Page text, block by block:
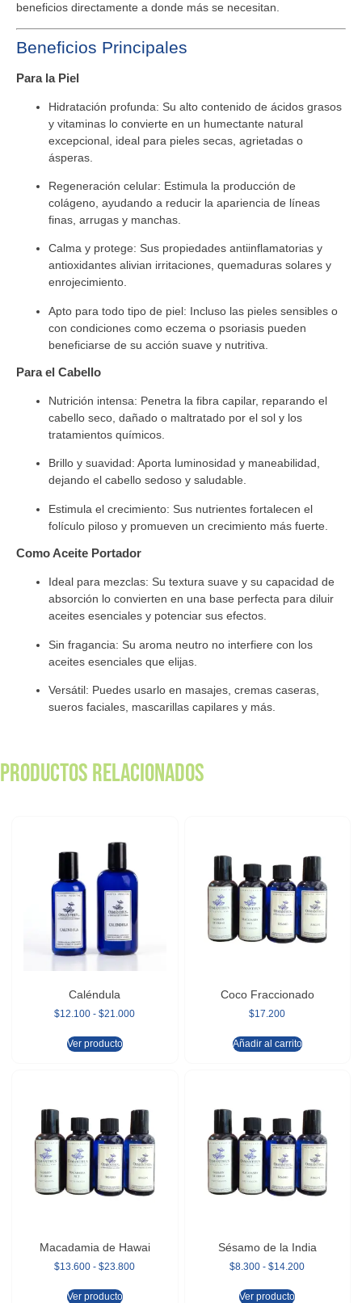
beneficios directamente a donde más se necesitan.
Beneficios Principales
Para la Piel
Hidratación profunda: Su alto contenido de ácidos grasos
y vitaminas lo convierte en un humectante natural
excepcional, ideal para pieles secas, agrietadas o
ásperas.
Regeneración celular: Estimula la producción de
colágeno, ayudando a reducir la apariencia de líneas
finas, arrugas y manchas.
Calma y protege: Sus propiedades antiinflamatorias y
antioxidantes alivian irritaciones, quemaduras solares y
enrojecimiento.
Apto para todo tipo de piel: Incluso las pieles sensibles o
con condiciones como eczema o psoriasis pueden
beneficiarse de su acción suave y nutritiva.
Para el Cabello
Nutrición intensa: Penetra la fibra capilar, reparando el
cabello seco, dañado o maltratado por el sol y los
tratamientos químicos.
Brillo y suavidad: Aporta luminosidad y maneabilidad,
dejando el cabello sedoso y saludable.
Estimula el crecimiento: Sus nutrientes fortalecen el
folículo piloso y promueven un crecimiento más fuerte.
Como Aceite Portador
Ideal para mezclas: Su textura suave y su capacidad de
absorción lo convierten en una base perfecta para diluir
aceites esenciales y potenciar sus efectos.
Sin fragancia: Su aroma neutro no interfiere con los
aceites esenciales que elijas.
Versátil: Puedes usarlo en masajes, cremas caseras,
sueros faciales, mascarillas capilares y más.
Productos relacionados
Caléndula
$12.100 - $21.000
Ver producto
Coco Fraccionado
$17.200
Añadir al carrito
Macadamia de Hawai
$13.600 - $23.800
Ver producto
Sésamo de la India
$8.300 - $14.200
Ver producto